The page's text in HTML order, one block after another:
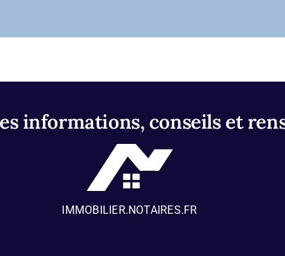
informations, conseils et
IMMOBILIER.NOTAIRES.FR